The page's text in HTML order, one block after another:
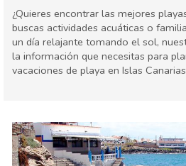
¿Quieres encontrar las mejores
buscas actividades acuáticas o
un día relajante tomando el sol,
la información que necesitas para
vacaciones de playa en Islas
Agenda de eventos
Comida &
Deporte & aventura
Dónde